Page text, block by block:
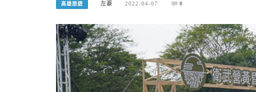
高雄旅遊 左豪 2022-04-07 0